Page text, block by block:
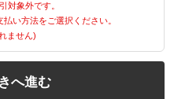
対象外です。
い方法をご選択ください。
ません)
へ進む